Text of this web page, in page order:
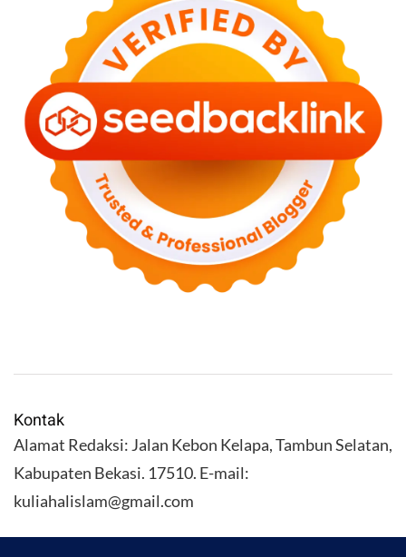
Kontak
Alamat Redaksi: Jalan Kebon Kelapa, Tambun Selatan,
Kabupaten Bekasi. 17510. E-mail:
kuliahalislam@gmail.com